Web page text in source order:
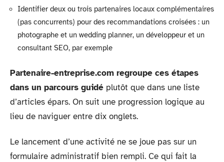
Identifier deux ou trois partenaires locaux complémentaires
(pas concurrents) pour des recommandations croisées : un
photographe et un wedding planner, un développeur et un
consultant SEO, par exemple
Partenaire-entreprise.com regroupe ces étapes
dans un parcours guidé plutôt que dans une liste
d’articles épars. On suit une progression logique au
lieu de naviguer entre dix onglets.
Le lancement d’une activité ne se joue pas sur un
formulaire administratif bien rempli. Ce qui fait la